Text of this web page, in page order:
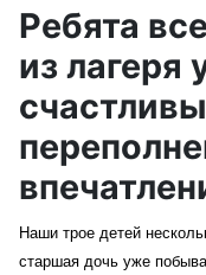
Ребята
из лагеря
Наши трое детей
старшая дочь уже